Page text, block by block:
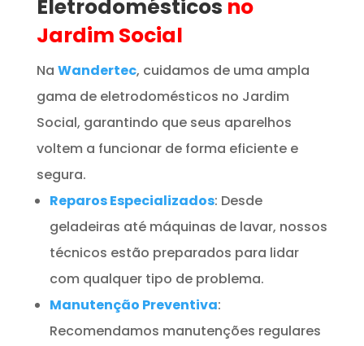
Eletrodomésticos no
Jardim Social
Na Wandertec, cuidamos de uma ampla
gama de eletrodomésticos no Jardim
Social, garantindo que seus aparelhos
voltem a funcionar de forma eficiente e
segura.
Reparos Especializados: Desde
geladeiras até máquinas de lavar, nossos
técnicos estão preparados para lidar
com qualquer tipo de problema.
Manutenção Preventiva:
Recomendamos manutenções regulares